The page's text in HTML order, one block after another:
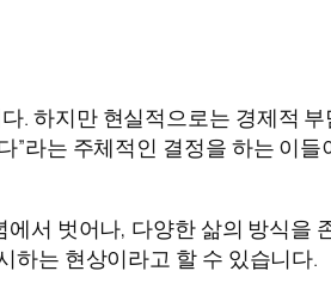
. 하지만 현실적으로는 경제적
라는 주체적인 결정을 하는 이
서 벗어나, 다양한 삶의 방식
하는 현상이라고 할 수 있습니다.